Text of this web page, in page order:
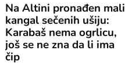
Na Altini pronađen mali
kangal sečenih ušiju:
Karabaš nema ogrlicu,
još se ne zna da li ima
čip